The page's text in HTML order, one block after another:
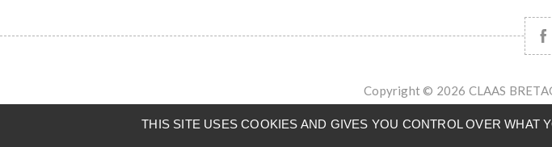
Copyright © 2026 CLAAS
THIS SITE USES COOKIES AND GIVES YOU CONTROL OVER WHAT